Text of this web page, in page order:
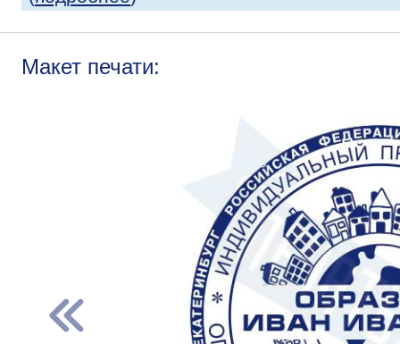
Макет печати: